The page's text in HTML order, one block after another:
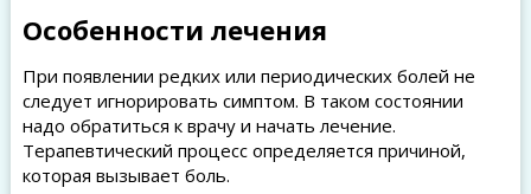
Особенности лечения
При появлении редких или периодических болей не
следует игнорировать симптом. В таком состоянии
надо обратиться к врачу и начать лечение.
Терапевтический процесс определяется причиной,
которая вызывает боль.